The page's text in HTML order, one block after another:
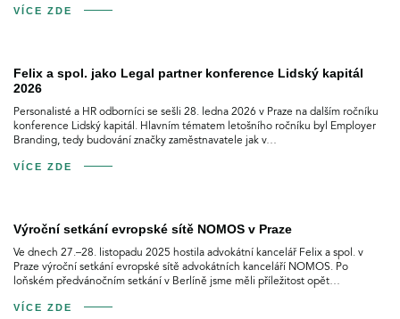
VÍCE ZDE
Felix a spol. jako Legal partner konference Lidský kapitál
2026
Personalisté a HR odborníci se sešli 28. ledna 2026 v Praze na dalším ročníku
konference Lidský kapitál. Hlavním tématem letošního ročníku byl Employer
Branding, tedy budování značky zaměstnavatele jak v…
VÍCE ZDE
Výroční setkání evropské sítě NOMOS v Praze
Ve dnech 27.–28. listopadu 2025 hostila advokátní kancelář Felix a spol. v
Praze výroční setkání evropské sítě advokátních kanceláří NOMOS. Po
loňském předvánočním setkání v Berlíně jsme měli příležitost opět…
VÍCE ZDE